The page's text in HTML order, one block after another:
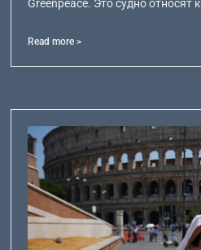
Greenpeace. Это судно относят к
Read more >